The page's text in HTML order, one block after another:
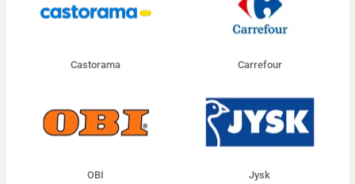
Castorama Carrefour
OBI Jysk